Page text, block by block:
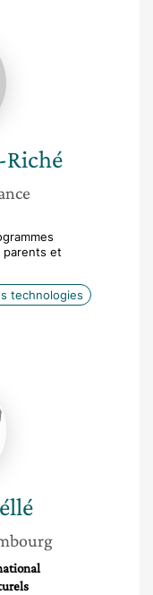
parents et
technologies